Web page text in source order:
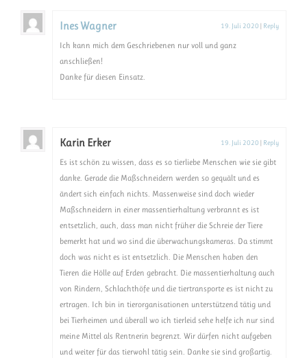
Ines Wagner 19. Juli 2020 | Reply
Ich kann mich dem Geschriebenen nur voll und ganz
anschließen!
Danke für diesen Einsatz.
Karin Erker 19. Juli 2020 | Reply
Es ist schön zu wissen, dass es so tierliebe Menschen wie sie gibt
danke. Gerade die Maßschneidern werden so gequält und es
ändert sich einfach nichts. Massenweise sind doch wieder
Maßschneidern in einer massentierhaltung verbrannt es ist
entsetzlich, auch, dass man nicht früher die Schreie der Tiere
bemerkt hat und wo sind die überwachungskameras. Da stimmt
doch was nicht es ist entsetzlich. Die Menschen haben den
Tieren die Hölle auf Erden gebracht. Die massentierhaltung auch
von Rindern, Schlachthöfe und die tiertransporte es ist nicht zu
ertragen. Ich bin in tierorganisationen unterstützend tätig und
bei Tierheimen und überall wo ich tierleid sehe helfe ich nur sind
meine Mittel als Rentnerin begrenzt. Wir dürfen nicht aufgeben
und weiter für das tierwohl tätig sein. Danke sie sind großartig.